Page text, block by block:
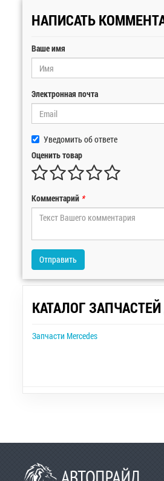
НАПИСАТЬ
Ваше имя
Электронная почта
Уведомить об ответе
Оценить товар
Комментарий *
Отправить
КАТАЛОГ
Запчасти Mercedes